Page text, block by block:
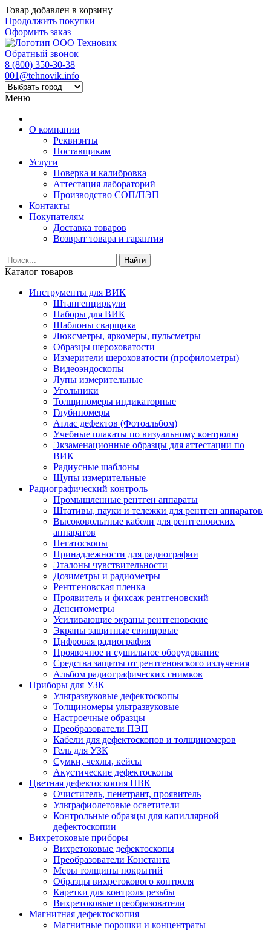
Товар добавлен в корзину
Продолжить покупки
Оформить заказ
Обратный звонок
8 (800) 350-30-38
001@tehnovik.info
Меню
О компании
Реквизиты
Поставщикам
Услуги
Поверка и калибровка
Аттестация лабораторий
Производство СОП/ПЭП
Контакты
Покупателям
Доставка товаров
Возврат товара и гарантия
Найти
Каталог товаров
Инструменты для ВИК
Штангенциркули
Наборы для ВИК
Шаблоны сварщика
Люксметры, яркомеры, пульсметры
Образцы шероховатости
Измерители шероховатости (профилометры)
Видеоэндоскопы
Лупы измерительные
Угольники
Толщиномеры индикаторные
Глубиномеры
Атлас дефектов (Фотоальбом)
Учебные плакаты по визуальному контролю
Экзаменационные образцы для аттестации по
ВИК
Радиусные шаблоны
Щупы измерительные
Радиографический контроль
Промышленные рентген аппараты
Штативы, пауки и тележки для рентген аппаратов
Высоковольтные кабели для рентгеновских
аппаратов
Негатоскопы
Принадлежности для радиографии
Эталоны чувствительности
Дозиметры и радиометры
Рентгеновская пленка
Проявитель и фиксаж рентгеновский
Денситометры
Усиливающие экраны рентгеновские
Экраны защитные свинцовые
Цифровая радиография
Проявочное и сушильное оборудование
Средства защиты от рентгеновского излучения
Альбом радиографических снимков
Приборы для УЗК
Ультразвуковые дефектоскопы
Толщиномеры ультразвуковые
Настроечные образцы
Преобразователи ПЭП
Кабели для дефектоскопов и толщиномеров
Гель для УЗК
Сумки, чехлы, кейсы
Акустические дефектоскопы
Цветная дефектоскопия ПВК
Очиститель, пенетрант, проявитель
Ультрафиолетовые осветители
Контрольные образцы для капиллярной
дефектоскопии
Вихретоковые приборы
Вихретоковые дефектоскопы
Преобразователи Константа
Меры толщины покрытий
Образцы вихретокового контроля
Каретки для контроля резьбы
Вихретоковые преобразователи
Магнитная дефектоскопия
Магнитные порошки и концентраты